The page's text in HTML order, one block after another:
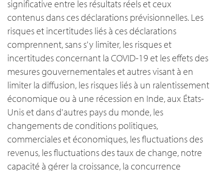
significative entre les résultats réels et ceux
contenus dans ces déclarations prévisionnelles. Les
risques et incertitudes liés à ces déclarations
comprennent, sans s'y limiter, les risques et
incertitudes concernant la COVID-19 et les effets des
mesures gouvernementales et autres visant à en
limiter la diffusion, les risques liés à un ralentissement
économique ou à une récession en Inde, aux États-
Unis et dans d'autres pays du monde, les
changements de conditions politiques,
commerciales et économiques, les fluctuations des
revenus, les fluctuations des taux de change, notre
capacité à gérer la croissance, la concurrence